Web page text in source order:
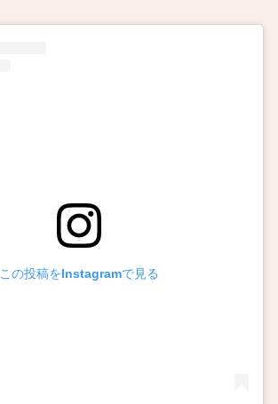
この投稿をInstagramで見る